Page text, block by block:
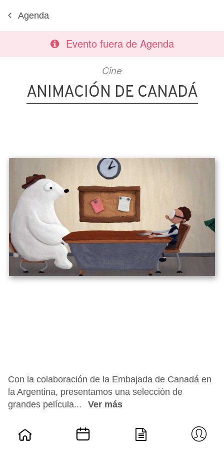
Agenda
Evento fuera de Agenda
Cine
ANIMACIÓN DE CANADÁ
Con la colaboración de la Embajada de Canadá en
la Argentina, presentamos una selección de
grandes película...
Ver más